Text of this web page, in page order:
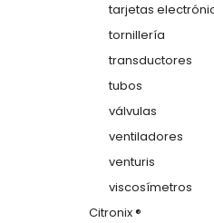
tarjetas
tornillería
transductores
tubos
válvulas
ventiladores
venturis
viscosímetros
Citronix ®